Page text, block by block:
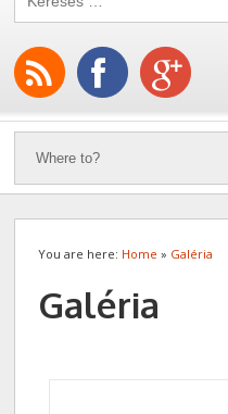
You are here: Home » Galéria
Galéria